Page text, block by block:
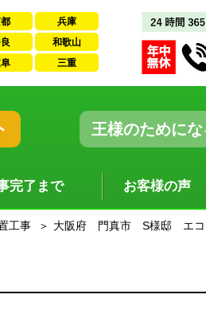
兵庫
和歌山
三重
王様のために
完了まで お客様の声
工事 大阪府 門真市 S様邸 エコ